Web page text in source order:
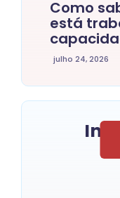
Como
está
julho 24, 2026